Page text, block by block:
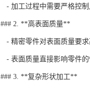
- 加工过程中需要严格控制
### 2. **高表面质量**
- 精密零件对表面质量要求
- 表面质量直接影响零件的
### 3. **复杂形状加工**